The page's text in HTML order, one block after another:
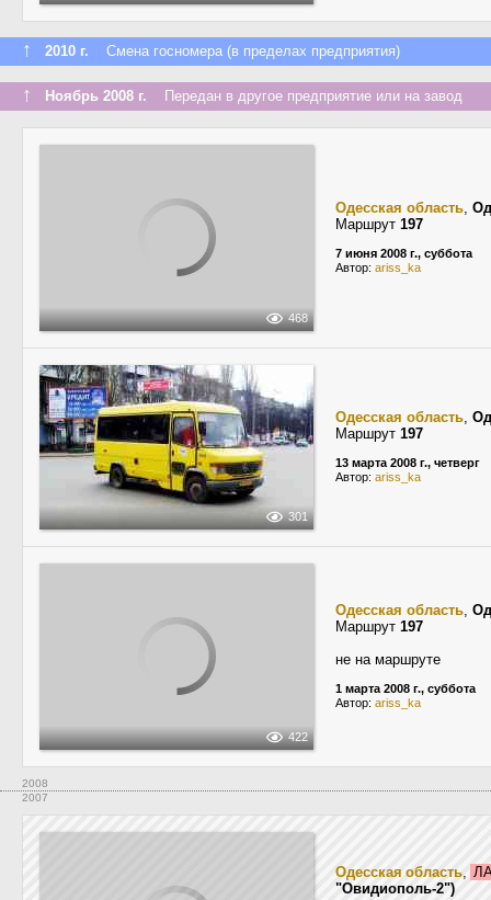
↑ 2010 г. Смена госномера (в пределах предприятия)
↑ Ноябрь 2008 г. Передан в другое предприятие или на завод
468
Одесская область,
Маршрут 197
7 июня 2008 г., суббота
Автор: ariss_ka
301
Одесская область,
Маршрут 197
13 марта 2008 г., четверг
Автор: ariss_ka
422
Одесская область,
Маршрут 197
не на маршруте
1 марта 2008 г., суббота
Автор: ariss_ka
2008
2007
Одесская область,
"Овидиополь-2")